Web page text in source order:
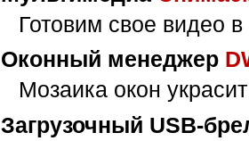
Готовим свое видео
Оконный менеджер
Мозаика окон
Загрузочный USB-